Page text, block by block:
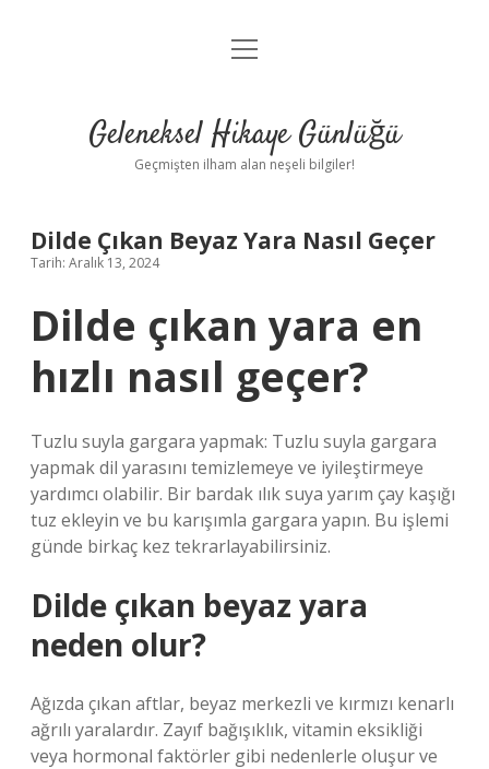
Anasayfa
Yasal Uyarı
menüyü
Geleneksel Hikaye Günlüğü
Geçmişten ilham alan neşeli bilgiler!
Dilde Çıkan Beyaz Yara Nasıl Geçer
Tarih: Aralık 13, 2024
Dilde çıkan yara en
hızlı nasıl geçer?
Tuzlu suyla gargara yapmak: Tuzlu suyla gargara
yapmak dil yarasını temizlemeye ve iyileştirmeye
yardımcı olabilir. Bir bardak ılık suya yarım çay kaşığı
tuz ekleyin ve bu karışımla gargara yapın. Bu işlemi
günde birkaç kez tekrarlayabilirsiniz.
Dilde çıkan beyaz yara
neden olur?
Ağızda çıkan aftlar, beyaz merkezli ve kırmızı kenarlı
ağrılı yaralardır. Zayıf bağışıklık, vitamin eksikliği
veya hormonal faktörler gibi nedenlerle oluşur ve